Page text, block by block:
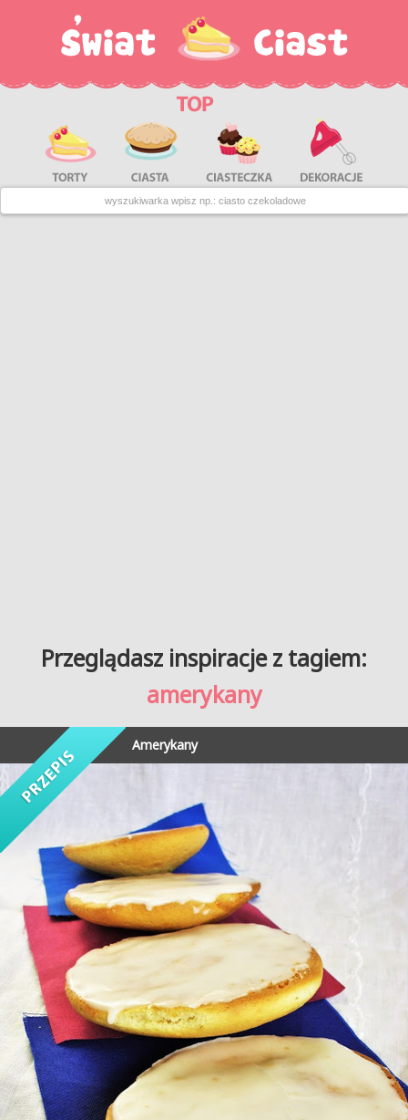
Przeglądasz inspiracje z tagiem:
amerykany
Amerykany